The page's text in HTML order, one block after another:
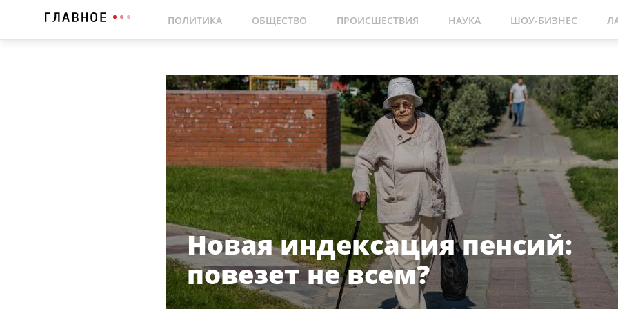
ПОЛИТИКА ОБЩЕСТВО ПРОИСШЕСТВИЯ НАУКА ШОУ-БИЗНЕС
Новая индексация пенсий:
повезет не всем?